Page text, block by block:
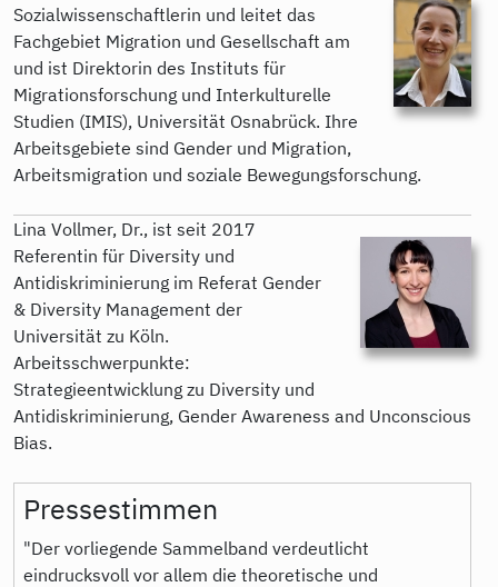
Sozialwissenschaftlerin und leitet das
Fachgebiet Migration und Gesellschaft am
und ist Direktorin des Instituts für
Migrationsforschung und Interkulturelle
Studien (IMIS), Universität Osnabrück. Ihre
Arbeitsgebiete sind Gender und Migration,
Arbeitsmigration und soziale Bewegungsforschung.
Lina Vollmer, Dr., ist seit 2017
Referentin für Diversity und
Antidiskriminierung im Referat Gender
& Diversity Management der
Universität zu Köln.
Arbeitsschwerpunkte:
Strategieentwicklung zu Diversity und
Antidiskriminierung, Gender Awareness and Unconscious
Bias.
Pressestimmen
"Der vorliegende Sammelband verdeutlicht
eindrucksvoll vor allem die theoretische und